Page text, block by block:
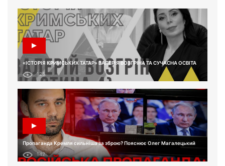
«ІСТОРІЯ КРИМСЬКИХ ТАТАР» ВАЛЕРІЯ ВОЗГРІНА ТА СУЧАСНА ОСВІТА
125
Пропаганда Кремля сильніша за зброю? Пояснює Олег Магалецький
142